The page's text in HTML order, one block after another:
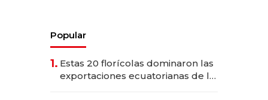
Popular
1. Estas 20 florícolas dominaron las
exportaciones ecuatorianas de la